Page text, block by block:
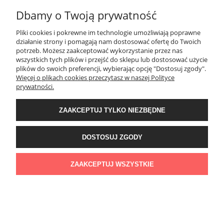
POMOC
MOJE KONTO
INFORMACJE
O NAS
Dbamy o Twoją prywatność
Pliki cookies i pokrewne im technologie umożliwiają poprawne
działanie strony i pomagają nam dostosować ofertę do Twoich
potrzeb. Możesz zaakceptować wykorzystanie przez nas
wszystkich tych plików i przejść do sklepu lub dostosować użycie
plików do swoich preferencji, wybierając opcję "Dostosuj zgody".
Więcej o plikach cookies przeczytasz w naszej Polityce
prywatności.
ZAAKCEPTUJ TYLKO NIEZBĘDNE
DOSTOSUJ ZGODY
ZAAKCEPTUJ WSZYSTKIE